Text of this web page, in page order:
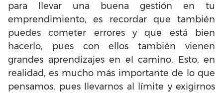
para llevar una buena gestión en tu
emprendimiento, es recordar que también
puedes cometer errores y que está bien
hacerlo, pues con ellos también vienen
grandes aprendizajes en el camino. Esto, en
realidad, es mucho más importante de lo que
pensamos, pues llevarnos al límite y exigirnos